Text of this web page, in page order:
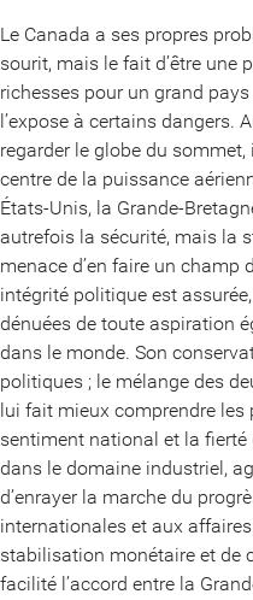
Le Canada a ses propres
sourit, mais le fait d’être une
richesses pour un grand
l’expose à certains dangers.
regarder le globe du
centre de la puissance
États-Unis, la Grande-
autrefois la sécurité, mais la
menace d’en faire un champ
intégrité politique est
dénuées de toute aspiration
dans le monde. Son
politiques ; le mélange des
lui fait mieux comprendre les
sentiment national et la fierté
dans le domaine industriel,
d’enrayer la marche du
internationales et aux
stabilisation monétaire et de
facilité l’accord entre la